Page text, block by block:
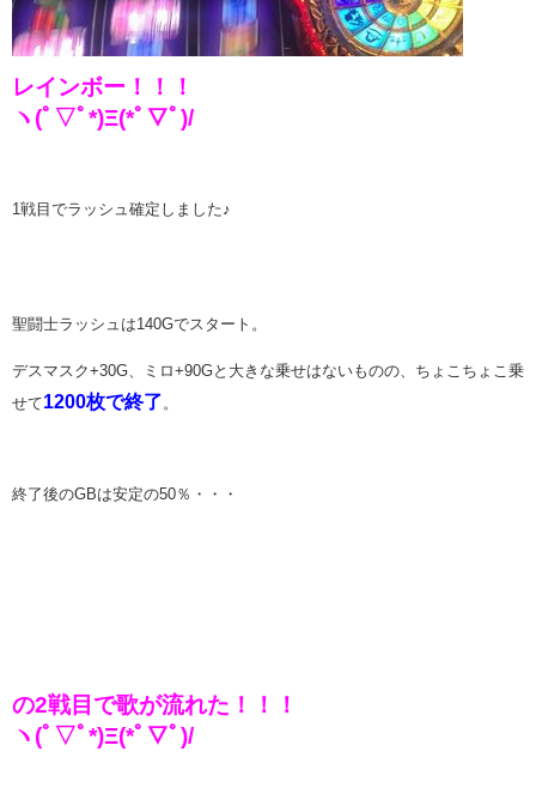
レインボー！！！
ヽ(ﾟ▽ﾟ*)Ξ(*ﾟ▽ﾟ)/
1戦目でラッシュ確定しました♪
聖闘士ラッシュは140Gでスタート。
デスマスク+30G、ミロ+90Gと大きな乗せはないものの、ちょこちょこ乗
せて1200枚で終了。
終了後のGBは安定の50％・・・
の2戦目で歌が流れた！！！
ヽ(ﾟ▽ﾟ*)Ξ(*ﾟ▽ﾟ)/